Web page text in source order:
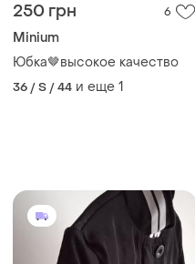
250 грн 6
Minium
Юбка🤎высокое качество
36 / S / 44 и еще 1